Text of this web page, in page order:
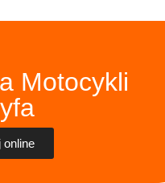
Motocykli
online